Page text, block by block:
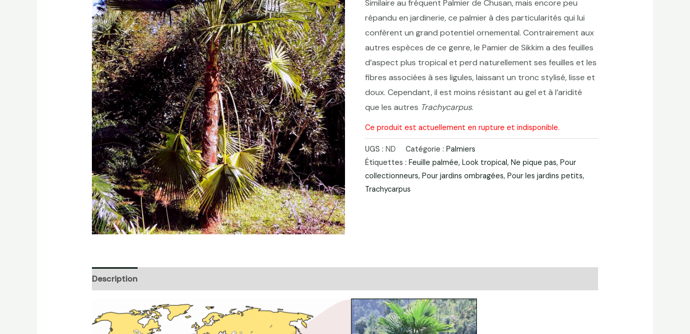
Similaire au fréquent Palmier de Chusan, mais encore peu
répandu en jardinerie, ce palmier à des particularités qui lui
confèrent un grand potentiel ornemental. Contrairement aux
autres espèces de ce genre, le Pamier de Sikkim a des feuilles
d’aspect plus tropical et perd naturellement ses feuilles et les
fibres associées à ses ligules, laissant un tronc stylisé, lisse et
doux. Cependant, il est moins résistant au gel et à l’aridité
que les autres Trachycarpus.
Ce produit est actuellement en rupture et indisponible.
UGS :ND Catégorie :Palmiers
Étiquettes :Feuille palmée,Look tropical,Ne pique pas,Pour
collectionneurs,Pour jardins ombragées,Pour les jardins petits,
Trachycarpus
Description